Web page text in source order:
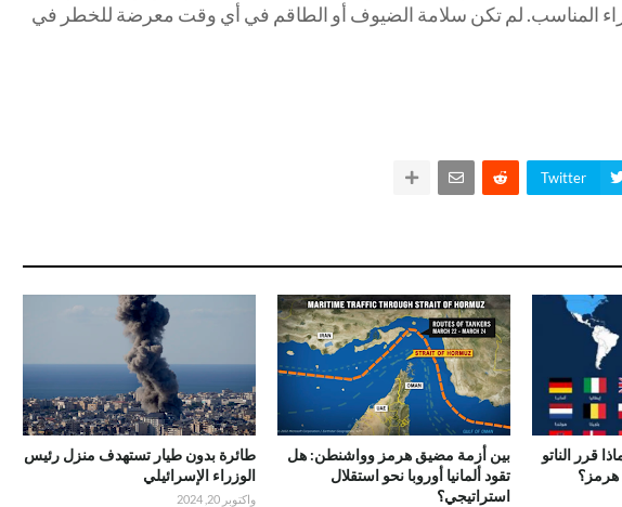
المناسب. لم تكن سلامة الضيوف أو الطاقم في أي وقت معرضة للخطر في
Twitter
قرر الناتو
بين أزمة مضيق هرمز وواشنطن: هل
تقود ألمانيا أوروبا نحو استقلال
استراتيجي؟
طائرة بدون طيار تستهدف منزل رئيس
الوزراء الإسرائيلي
واكتوبر 20, 2024